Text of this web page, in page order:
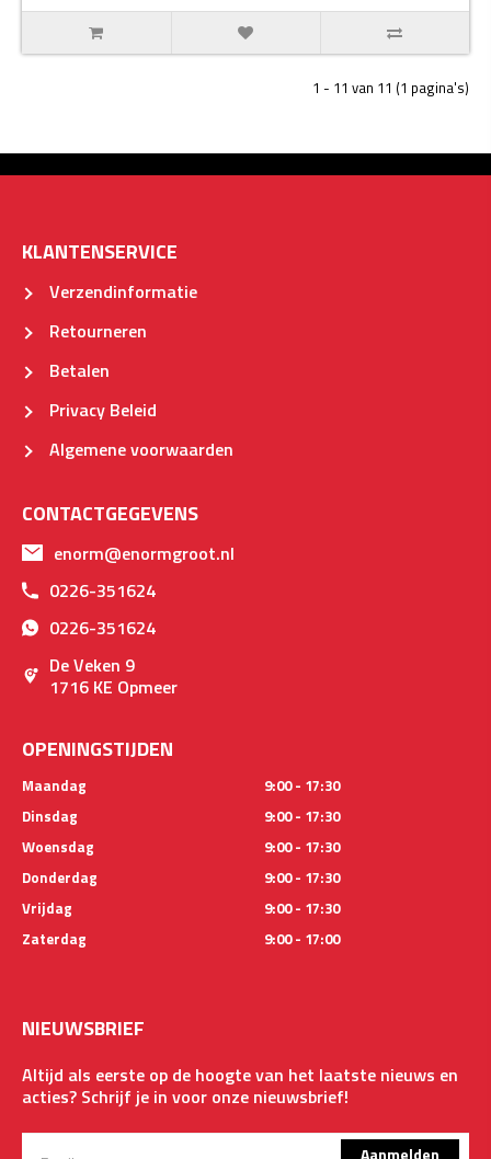
1 - 11 van 11 (1 pagina's)
KLANTENSERVICE
Verzendinformatie
Retourneren
Betalen
Privacy Beleid
Algemene voorwaarden
CONTACTGEGEVENS
enorm@enormgroot.nl
0226-351624
0226-351624
De Veken 9
1716 KE Opmeer
OPENINGSTIJDEN
Maandag
9:00 - 17:30
Dinsdag
9:00 - 17:30
Woensdag
9:00 - 17:30
Donderdag
9:00 - 17:30
Vrijdag
9:00 - 17:30
Zaterdag
9:00 - 17:00
NIEUWSBRIEF
Altijd als eerste op de hoogte van het laatste nieuws en
acties? Schrijf je in voor onze nieuwsbrief!
Aanmelden